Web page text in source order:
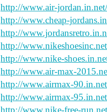
http://www.air-jordan.in.net/
http://www.cheap-
http://
http://
http://www.nike-
http://www.air-max-
http://www.airmax-
http://www.airmax-
http://www.nike-free-